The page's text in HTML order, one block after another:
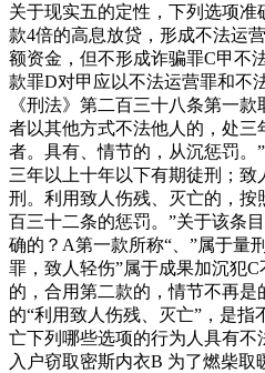
关于现实五的定性，下列选项
款4倍的高息放贷，形成不法运
额资金，但不形成诈骗罪C甲不
款罪D对甲应以不法运营罪和不
《刑法》第二百三十八条第一
者以其他方式不法他人的，处
者。具有、情节的，从沉惩罚。
三年以上十年以下有期徒刑；
刑。利用致人伤残、灭亡的，按
百三十二条的惩罚。”关于该条
确的？A第一款所称“、”属于量
罪，致人轻伤”属于成果加沉犯
的，合用第二款的，情节不再是
的“利用致人伤残、灭亡”，是
亡下列哪些选项的行为人具有
入户窃取密斯内衣B 为了燃柴取